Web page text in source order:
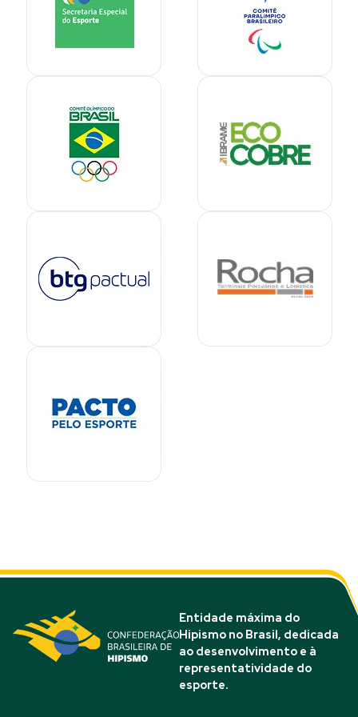
Entidade máxima do
Hipismo no Brasil, dedicada
ao desenvolvimento e à
representatividade do
esporte.